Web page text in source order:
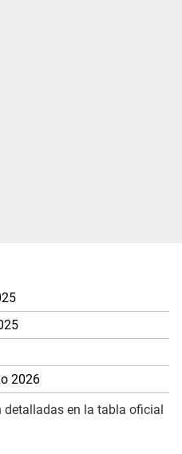
2026
detalladas en la tabla oficial